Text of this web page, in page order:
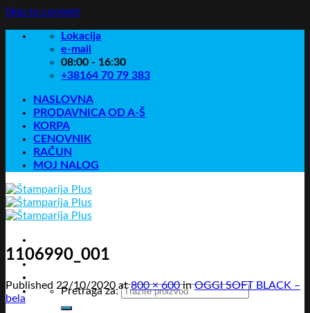
Skip to content
Lokacija
e-mail
08:00 - 16:30
+38164 70 79 383
NASLOVNA
PRODAVNICA OD A-Š
KORPA
CENOVNIK
RAČUN
MOJ NALOG
Pretraga za:
1106990_001
Published 22/10/2020 at800 × 600inOGGI SOFT BLACK –
bela